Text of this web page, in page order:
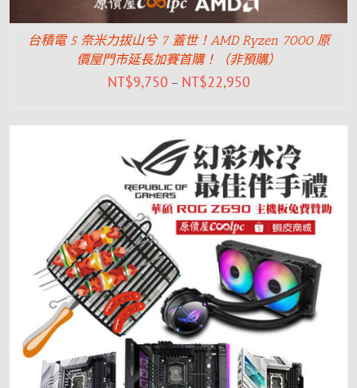
台積電 5 奈米力拔山兮 7 蓋世！AMD Ryzen 7000 原
價屋門市延長加賽首購！（非預購）
NT$9,750 – NT$22,950